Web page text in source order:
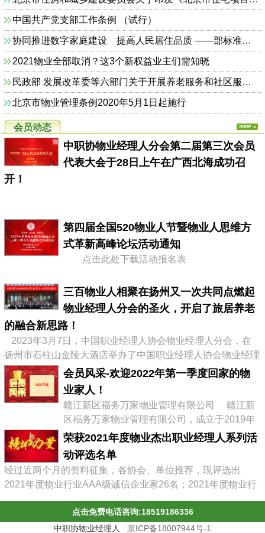
中国共产党支部工作条例 （试行）
协同推进数字家庭建设 提高人民居住品质 ——部标准定额司相关负责人解读《关于加快发展数字家庭 提高居住品质的指导意见》
2021物业全部取消？这3个新权益业主们需知晓
民政部 发展改革委等六部门关于开展养老服务和社区服务信息惠民工程试点工作的通知（民函〔2014〕325号）
北京市物业管理条例2020年5月1日起施行
会员动态
中职协物业经理人分会第二届第三次会员
代表大会于28日上午在广西北海成功召
开！
第四届全国520物业人节暨物业人思维方
式革新高峰论坛活动通知
点击此处下载活动报名表
三百物业人相聚在扬州又一次共同点燃起
物业经理人分会的圣火，开启了旅居养老
的融合新思路！
2023年3月7日，中国职业经理人协会物业经理人分会，在
扬州市石柱山金陵大酒店举办了中国职业经理人协会物业经理
人分会第二届会员大会暨物业企业转型发展高峰论坛，有来自
全国物业协会、物业公司的300多位代表参加了会议，李占军
会长继续连任会长，会议通过《中职协物业经理人分会管理办
法》，并选举出了第二届分会理事会、第二届常务理事、副会
长及名誉会长。 李占军连任...
会员风采-欢迎2022年第一季度回家的物
业家人！
赣江新区福务万家物业管理有限公司 赣江新
区福务万家物业管理有限公司，成立于2019年
03月08日，属赣江控股集团旗下中赣置业全资
子公司，目前在管11个项目。 企业经营范围:
物业管理，文化场馆管理服务，商业综合体管
理服务，园区管理服务，集贸市场管理服务，
停车场管理服务，工程管理服务，供冷供暖设
施管理服务，酒店管理服务，城市绿化管理服
务，会议及展览服务，礼...
荣获2021年度物业杰出职业经理人系列活
动评选名单
经过近两个月的资料征集，各协会、单位推荐，现评选出
2021年度物业行业AAA级诚信企业家26名；2021年度物业行
85名；2021年度物业行业优秀总监38名；2021年度物业行业
最具员工幸福感企业43家；2021年度物业职业经理人推崇
点击免费电话咨询:18519186336
中职协物业经理人 京ICP备18007944号-1